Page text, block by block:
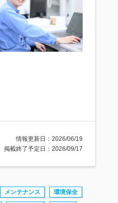
情報更新日：2026/06/19
掲載終了予定日：2026/09/17
メンテナンス 環境保全